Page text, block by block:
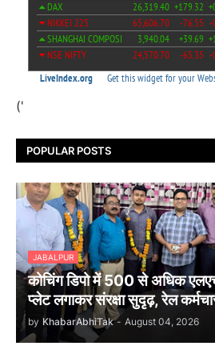
('
POPULAR POSTS
JABALPUR
कोचिंग डिपो में 500 से अधिक
प्लेट लगाकर संरक्षा सुदृढ़, रेल
by KhabarAbhiTak - August 04, 2026